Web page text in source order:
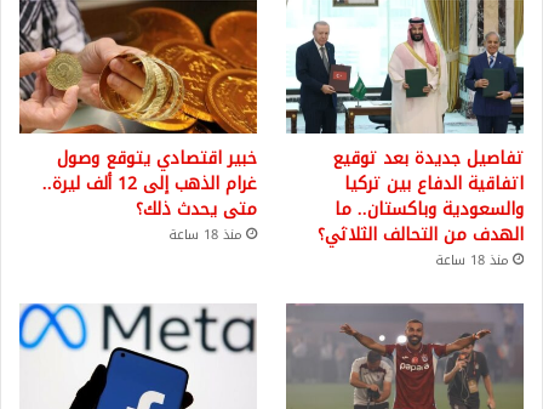
تفاصيل جديدة بعد توقيع
اتفاقية الدفاع بين تركيا
والسعودية وباكستان.. ما
الهدف من التحالف الثلاثي؟
منذ 18 ساعة
خبير اقتصادي يتوقع وصول
غرام الذهب إلى 12 ألف ليرة..
متى يحدث ذلك؟
منذ 18 ساعة